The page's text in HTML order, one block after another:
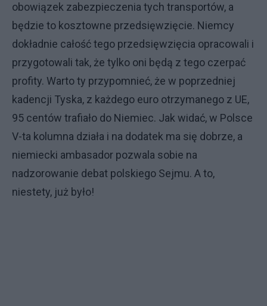
obowiązek zabezpieczenia tych transportów, a
będzie to kosztowne przedsięwzięcie. Niemcy
dokładnie całość tego przedsięwzięcia opracowali i
przygotowali tak, że tylko oni będą z tego czerpać
profity. Warto ty przypomnieć, że w poprzedniej
kadencji Tyska, z każdego euro otrzymanego z UE,
95 centów trafiało do Niemiec. Jak widać, w Polsce
V-ta kolumna działa i na dodatek ma się dobrze, a
niemiecki ambasador pozwala sobie na
nadzorowanie debat polskiego Sejmu. A to,
niestety, już było!